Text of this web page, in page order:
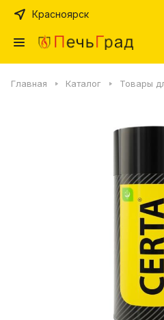
Красноярск
Главная Каталог Товары